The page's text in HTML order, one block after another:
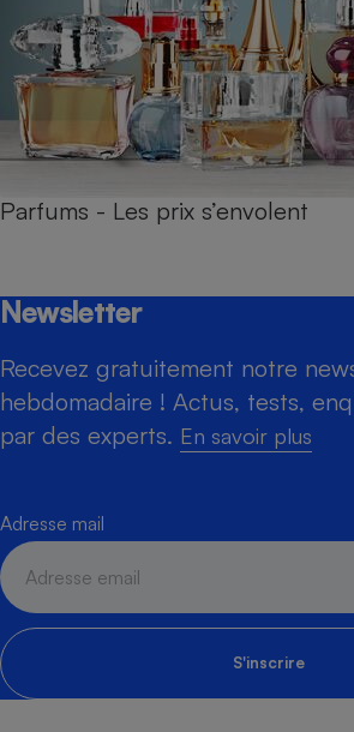
Parfums - Les prix s’envolent
Newsletter
Recevez gratuitement notre
hebdomadaire ! Actus, tests,
par des experts. En savoir plus
Adresse mail
S'inscrire